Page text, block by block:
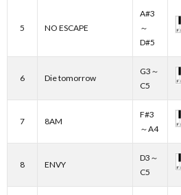
5 NO ESCAPE
A#3
～
D#5
6 Die tomorrow
G3～
C5
7 8AM
F#3
～A4
8 ENVY
D3～
C5